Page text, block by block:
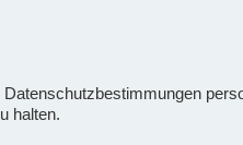
halten.